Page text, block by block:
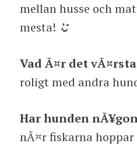
mellan husse och
mesta!
Vad Ã¤r det
roligt med andra
Har hunden
nÃ¤r fiskarna